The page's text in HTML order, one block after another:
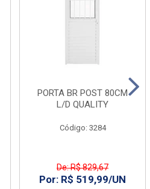
PORTA BR POST 80CM
L/D QUALITY
Código: 3284
De: R$ 829,67
Por: R$ 519,99/UN